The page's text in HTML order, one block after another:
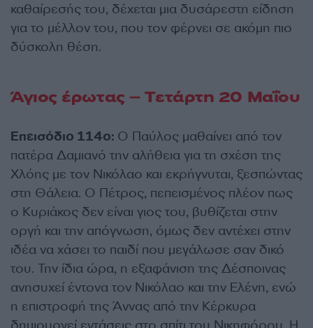
καθαίρεσής του, δέχεται μια δυσάρεστη είδηση
για το μέλλον του, που τον φέρνει σε ακόμη πιο
δύσκολη θέση.
Άγιος έρωτας – Τετάρτη 20 Μαΐου
Επεισόδιο 114ο: Ο Παύλος μαθαίνει από τον
πατέρα Δαμιανό την αλήθεια για τη σχέση της
Χλόης με τον Νικόλαο και εκρήγνυται, ξεσπώντας
στη Θάλεια. Ο Πέτρος, πεπεισμένος πλέον πως
ο Κυριάκος δεν είναι γιος του, βυθίζεται στην
οργή και την απόγνωση, όμως δεν αντέχει στην
ιδέα να χάσει το παιδί που μεγάλωσε σαν δικό
του. Την ίδια ώρα, η εξαφάνιση της Δέσποινας
ανησυχεί έντονα τον Νικόλαο και την Ελένη, ενώ
η επιστροφή της Άννας από την Κέρκυρα